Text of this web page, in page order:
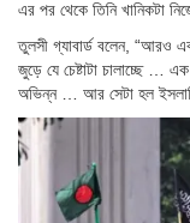
এর পর থেকে তিনি খানিকটা
তুলসী গ্যাবার্ড বলেন, “আরও
জুড়ে যে চেষ্টাটা চালাচ্ছে …
অভিন্ন … আর সেটা হল